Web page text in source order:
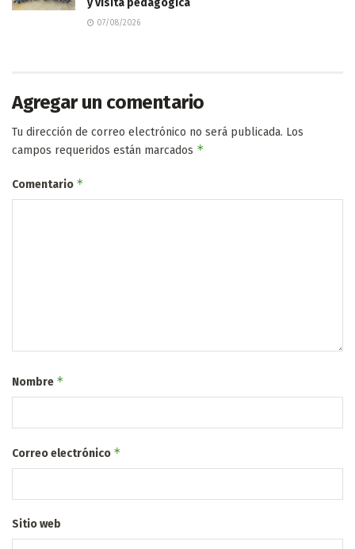
y visita pedagógica
07/08/2026
Agregar un comentario
Tu dirección de correo electrónico no será publicada. Los
campos requeridos están marcados *
Comentario *
Nombre *
Correo electrónico *
Sitio web